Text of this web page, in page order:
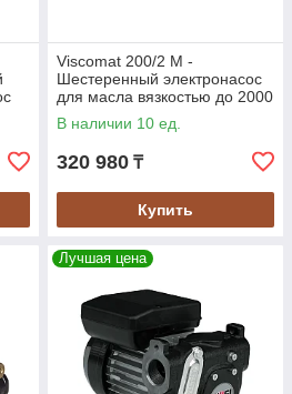
Viscomat 200/2 M -
Шестеренный электронасос
для масла вязкостью до 2000
сСт, 9 л/мин, PIUSI
В наличии 10 ед.
320 980 ₸
Купить
Лучшая цена